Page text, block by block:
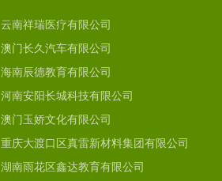
云南祥瑞医疗有限公司
澳门长久汽车有限公司
海南辰德教育有限公司
河南安阳长城科技有限公司
澳门玉娇文化有限公司
重庆大渡口区真雷新材料集团有限公司
湖南雨花区鑫达教育有限公司